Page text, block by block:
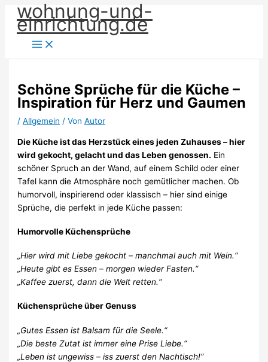
Zum
Inhalt
springen
wohnung-und-
einrichtung.de
Schöne Sprüche für die Küche –
Inspiration für Herz und Gaumen
/Allgemein / VonAutor
Die Küche ist das Herzstück eines jeden Zuhauses – hier
wird gekocht, gelacht und das Leben genossen. Ein
schöner Spruch an der Wand, auf einem Schild oder einer
Tafel kann die Atmosphäre noch gemütlicher machen. Ob
humorvoll, inspirierend oder klassisch – hier sind einige
Sprüche, die perfekt in jede Küche passen:
Humorvolle Küchensprüche
„Hier wird mit Liebe gekocht – manchmal auch mit Wein.“
„Heute gibt es Essen – morgen wieder Fasten.“
„Kaffee zuerst, dann die Welt retten.“
Küchensprüche über Genuss
„Gutes Essen ist Balsam für die Seele.“
„Die beste Zutat ist immer eine Prise Liebe.“
„Leben ist ungewiss – iss zuerst den Nachtisch!“